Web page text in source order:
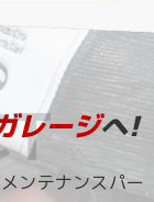
レージへ!
ンテナンスパー